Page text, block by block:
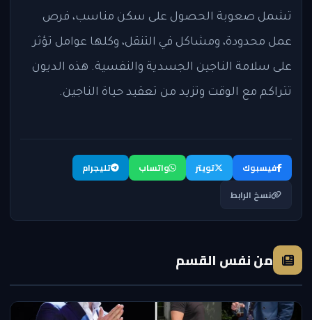
تشمل صعوبة الحصول على سكن مناسب، فرص
عمل محدودة، ومشاكل في التنقل، وكلها عوامل تؤثر
على سلامة الناجين الجسدية والنفسية. هذه الديون
تتراكم مع الوقت وتزيد من تعقيد حياة الناجين.
فيسبوك تويتر واتساب
تليجرام
نسخ الرابط
من نفس القسم